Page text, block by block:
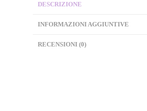
DESCRIZIONE
INFORMAZIONI AGGIUNTIVE
RECENSIONI (0)